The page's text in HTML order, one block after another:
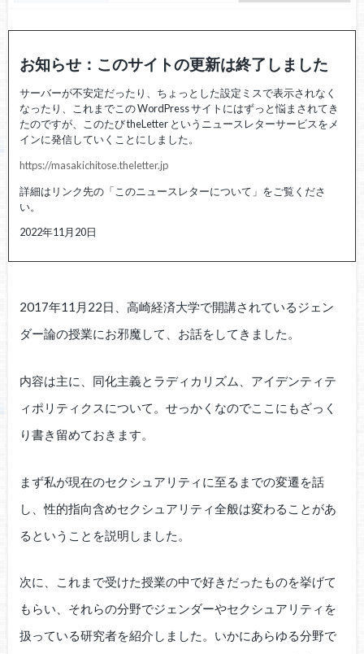
お知らせ：このサイトの更新は終了しました
サーバーが不安定だったり、ちょっとした設定ミスで表示されなく
なったり、これまでこの WordPress サイトにはずっと悩まされてき
たのですが、このたび theLetter というニュースレターサービスをメ
インに発信していくことにしました。
https://masakichitose.theletter.jp
詳細はリンク先の「このニュースレターについて」をご覧くださ
い。
2022年11月20日
2017年11月22日、高崎経済大学で開講されているジェン
ダー論の授業にお邪魔して、お話をしてきました。
内容は主に、同化主義とラディカリズム、アイデンティテ
ィポリティクスについて。せっかくなのでここにもざっく
り書き留めておきます。
まず私が現在のセクシュアリティに至るまでの変遷を話
し、性的指向含めセクシュアリティ全般は変わることがあ
るということを説明しました。
次に、これまで受けた授業の中で好きだったものを挙げて
もらい、それらの分野でジェンダーやセクシュアリティを
扱っている研究者を紹介しました。いかにあらゆる分野で